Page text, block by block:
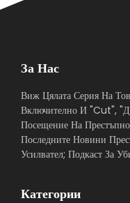
За Нас
Виж Цялата Серия На
Включително И "Cut",
Посещение На
Последните Новини
Усилвател; Подкаст За
Категории